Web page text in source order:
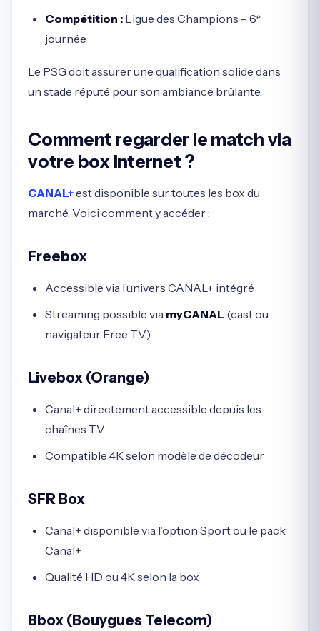
Compétition : Ligue des Champions – 6ᵉ
journée
Le PSG doit assurer une qualification solide dans
un stade réputé pour son ambiance brûlante.
Comment regarder le match via
votre box Internet ?
CANAL+est disponible sur toutes les box du
marché. Voici comment y accéder :
Freebox
Accessible via l’univers CANAL+ intégré
Streaming possible via myCANAL (cast ou
navigateur Free TV)
Livebox (Orange)
Canal+ directement accessible depuis les
chaînes TV
Compatible 4K selon modèle de décodeur
SFR Box
Canal+ disponible via l’option Sport ou le pack
Canal+
Qualité HD ou 4K selon la box
Bbox (Bouygues Telecom)